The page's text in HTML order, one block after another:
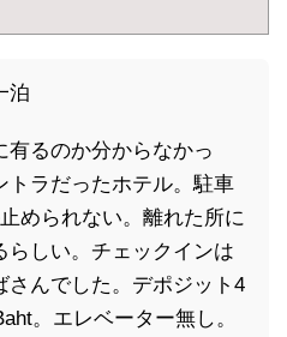
泊
有るのか分からなかっ
トラだったホテル。駐車
められない。離れた所に
らしい。チェックインは
さんでした。デポジット4
。エレベーター無し。